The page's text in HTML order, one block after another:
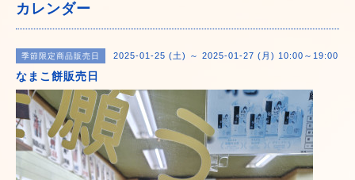
カレンダー
季節限定商品販売日 2025-01-25 (土) ～ 2025-01-27 (月) 10:00～19:00
なまこ餅販売日